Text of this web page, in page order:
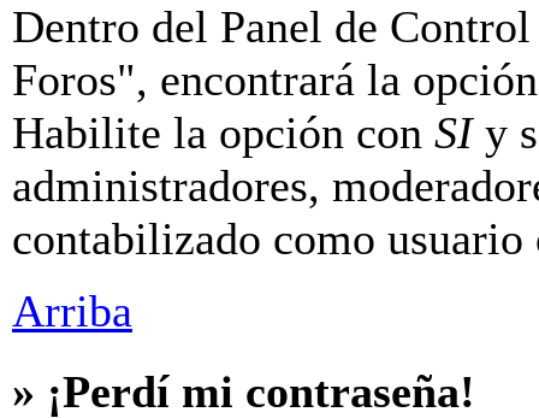
Dentro del Panel de
Foros", encontrará la
Habilite la opción con SIy
administradores,
contabilizado como usuario
Arriba
» ¡Perdí mi contraseña!